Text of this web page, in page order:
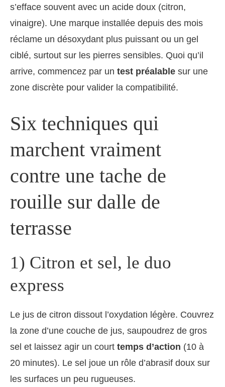
s’efface souvent avec un acide doux (citron,
vinaigre). Une marque installée depuis des mois
réclame un désoxydant plus puissant ou un gel
ciblé, surtout sur les pierres sensibles. Quoi qu’il
arrive, commencez par un test préalable sur une
zone discrète pour valider la compatibilité.
Six techniques qui
marchent vraiment
contre une tache de
rouille sur dalle de
terrasse
1) Citron et sel, le duo
express
Le jus de citron dissout l’oxydation légère. Couvrez
la zone d’une couche de jus, saupoudrez de gros
sel et laissez agir un court temps d’action (10 à
20 minutes). Le sel joue un rôle d’abrasif doux sur
les surfaces un peu rugueuses.